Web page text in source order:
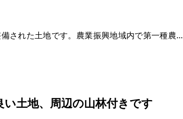
された土地です。農業振興地域内で第一種農地
の方のみとなるなど制限があります。20～30年
土地、周辺の山林付きです